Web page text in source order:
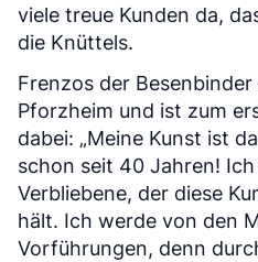
viele treue Kunden da,
die Knüttels.
Frenzos der
Pforzheim und ist zum
dabei: „Meine Kunst ist
schon seit 40 Jahren!
Verbliebene, der diese
hält. Ich werde von den
Vorführungen, denn